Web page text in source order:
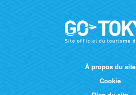
À propos du site
Cookie